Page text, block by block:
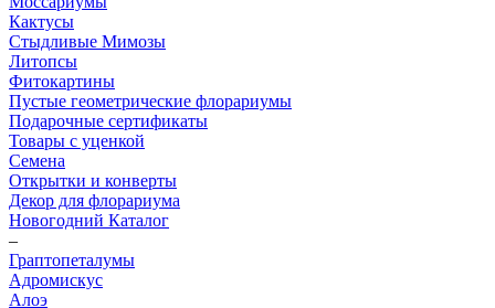
Кактусы
Стыдливые Мимозы
Литопсы
Фитокартины
Пустые геометрические флорариумы
Подарочные сертификаты
Товары с уценкой
Семена
Открытки и конверты
Декор для флорариума
Новогодний Каталог
–
Граптопеталумы
Адромискус
Алоэ